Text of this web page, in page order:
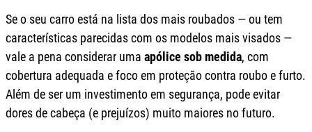
Se o seu carro está na lista dos mais roubados — ou tem
características parecidas com os modelos mais visados —
vale a pena considerar uma apólice sob medida, com
cobertura adequada e foco em proteção contra roubo e furto.
Além de ser um investimento em segurança, pode evitar
dores de cabeça (e prejuízos) muito maiores no futuro.